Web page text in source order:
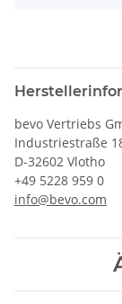
bevo Vertriebs
Industriestraße
D-32602 Vlotho
+49 5228 959 0
info@bevo.com